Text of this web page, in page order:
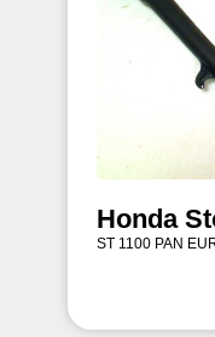
Honda
ST 1100 PAN